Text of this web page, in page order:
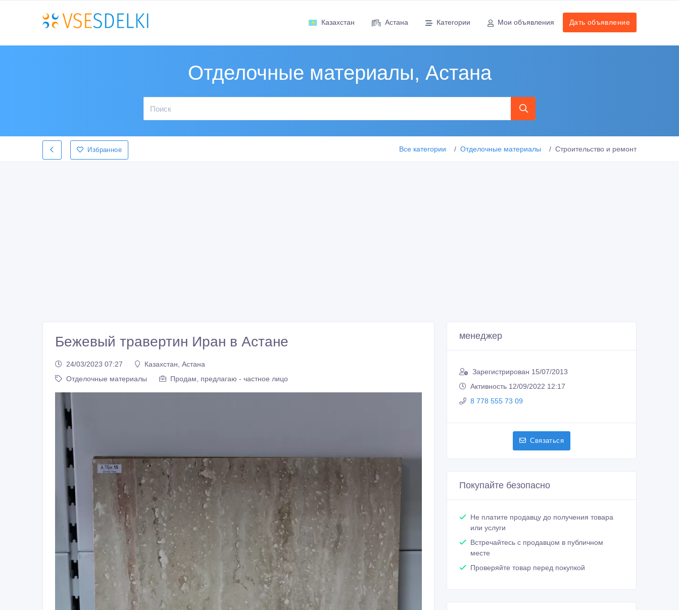
Казахстан Астана Категории Мои объявления Дать объявление
Отделочные материалы, Астана
Избранное Все категории Отделочные материалы Строительство и ремонт
Бежевый травертин Иран в Астане
24/03/2023 07:27
Казахстан, Астана
Отделочные материалы
Продам, предлагаю - частное лицо
менеджер
Зарегистрирован 15/07/2013
Активность 12/09/2022 12:17
8 778 555 73 09
Связаться
Покупайте безопасно
Не платите продавцу до получения товара
или услуги
Встречайтесь с продавцом в публичном
месте
Проверяйте товар перед покупкой